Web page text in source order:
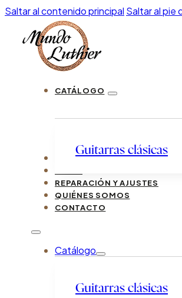
Saltar al contenido principal Saltar al pie
CATÁLOGO
Guitarras clásicas
LUTHIERS
REPARACIÓN Y AJUSTES
QUIÉNES SOMOS
CONTACTO
Catálogo
Guitarras clásicas